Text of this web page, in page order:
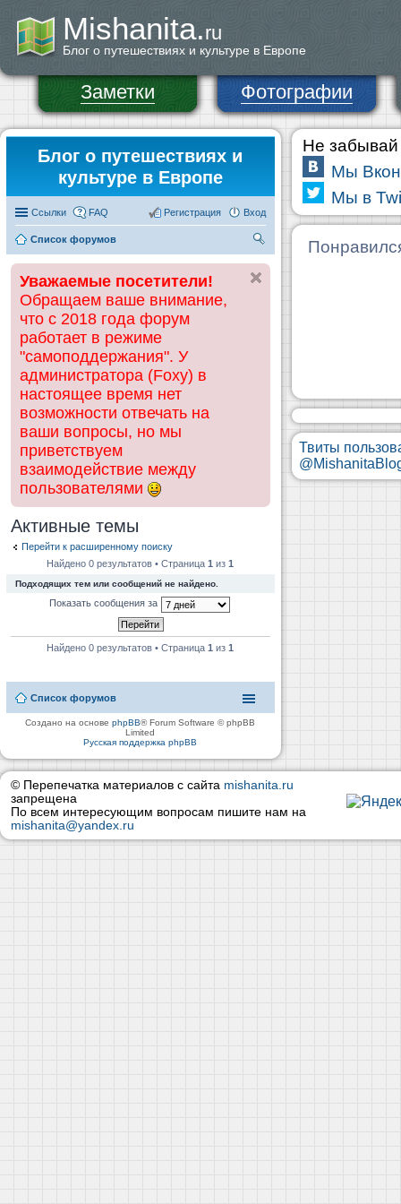
Mishanita.ru
Блог о путешествиях и культуре в Европе
Заметки Фотографии
Блог о путешествиях и
культуре в Европе
Ссылки FAQ Вход
Регистрация
Список форумов
ск
Уважаемые посетители!
Обращаем ваше внимание,
что с 2018 года форум
работает в режиме
"самоподдержания". У
администратора (Foxy) в
настоящее время нет
возможности отвечать на
ваши вопросы, но мы
приветствуем
взаимодействие между
пользователями
Активные темы
Перейти к расширенному поиску
Найдено 0 результатов • Страница1 из1
Подходящих тем или сообщений не найдено.
Показать сообщения за
Найдено 0 результатов • Страница1 из1
Список форумов
Создано на основеphpBB® Forum Software © phpBB
Limited
Русская поддержка phpBB
Не забывай
Мы
Мы в
Твиты
© Перепечатка материалов с сайта mishanita.ru
запрещена
По всем интересующим вопросам пишите нам на
mishanita@yandex.ru